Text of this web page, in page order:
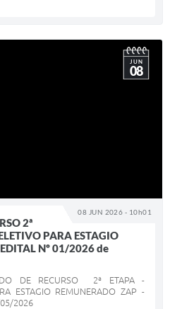
08 JUN 2026 - 10h01
JUN
08
2ª
PARA ESTAGIO
Nº 01/2026 de
DE RECURSO 2ª ETAPA -
ESTAGIO REMUNERADO ZAP -
2026